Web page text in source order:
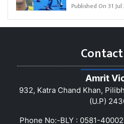
Published On 31
Amrit
932, Katra Chand Khan,
(U.P)
Phone No:-BLY : 0581-